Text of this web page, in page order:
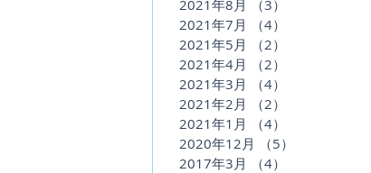
2021年8月
（3）
2021年7月
（4）
2021年5月
（2）
2021年4月
（2）
2021年3月
（4）
2021年2月
（2）
2021年1月
（4）
2020年12月
（5）
2017年3月
（4）